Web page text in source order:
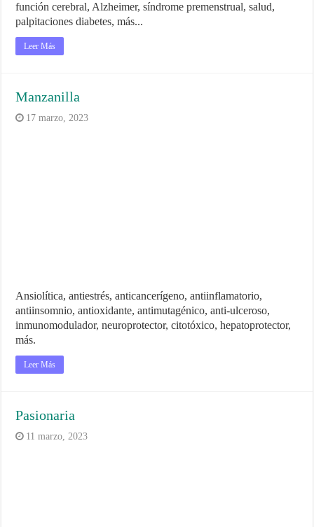
función cerebral, Alzheimer, síndrome premenstrual, salud,
palpitaciones diabetes, más...
Leer Más
Manzanilla
17 marzo, 2023
Ansiolítica, antiestrés, anticancerígeno, antiinflamatorio,
antiinsomnio, antioxidante, antimutagénico, anti-ulceroso,
inmunomodulador, neuroprotector, citotóxico, hepatoprotector,
más.
Leer Más
Pasionaria
11 marzo, 2023